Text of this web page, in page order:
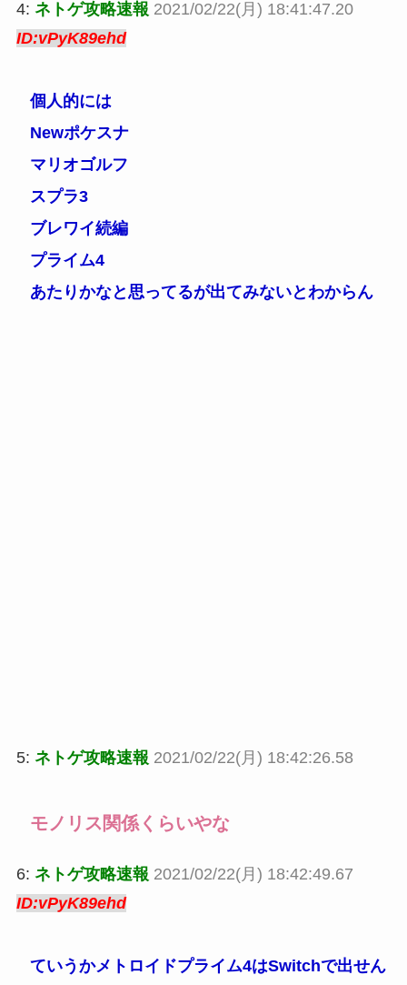
4: ネトゲ攻略速報 2021/02/22(月) 18:41:47.20
ID:vPyK89ehd
個人的には
Newポケスナ
マリオゴルフ
スプラ3
ブレワイ続編
プライム4
あたりかなと思ってるが出てみないとわからん
5: ネトゲ攻略速報 2021/02/22(月) 18:42:26.58
モノリス関係くらいやな
6: ネトゲ攻略速報 2021/02/22(月) 18:42:49.67
ID:vPyK89ehd
ていうかメトロイドプライム4はSwitchで出せん